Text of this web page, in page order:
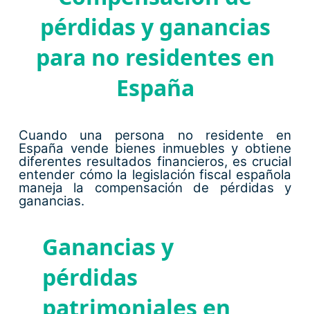
pérdidas y ganancias
para no residentes en
España
Cuando una persona no residente en
España vende bienes inmuebles y obtiene
diferentes resultados financieros, es crucial
entender cómo la legislación fiscal española
maneja la compensación de pérdidas y
ganancias.
Ganancias y
pérdidas
patrimoniales en